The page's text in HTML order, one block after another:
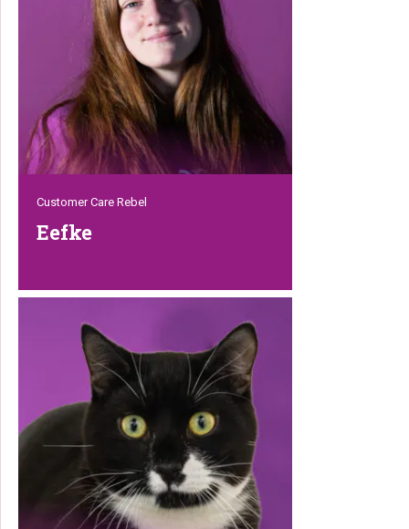
leuk om over haar te weten: ze is erg
leergierig, waardoor je alle flexibiliteit
kunt verwachten.
Customer Care Rebel
Eefke
klantenservice met haar opleiding tot
hondentrimmer. Dus terwijl ze klanten
helpt met hun vragen, leert ze ook alles
over vachten, verzorging en haar
viervoetige klanten. Met haar liefde voor
dieren en haar vriendelijke manier van
doen brengt ze precies die warme Rebel-
energie die onze klanten zo waarderen.